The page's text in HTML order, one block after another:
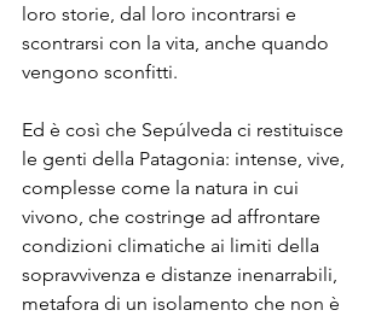
loro storie, dal loro incontrarsi e
scontrarsi con la vita, anche quando
vengono sconfitti.
Ed è così che Sepúlveda ci restituisce
le genti della Patagonia: intense, vive,
complesse come la natura in cui
vivono, che costringe ad affrontare
condizioni climatiche ai limiti della
sopravvivenza e distanze inenarrabili,
metafora di un isolamento che non è